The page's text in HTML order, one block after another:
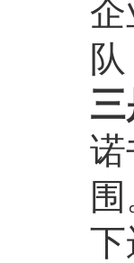
三
诺
下